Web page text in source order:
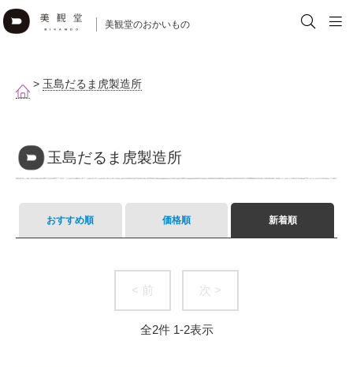
美観堂のおかいもの
> 玉島だるま虎製造所
玉島だるま虎製造所
おすすめ順 価格順 新着順
< 前 次 >
全2件 1-2表示